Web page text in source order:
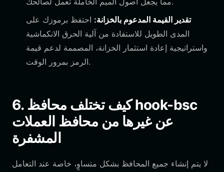
تقدير القيمة المدعوم بالخزانة: احتفظ برموزك على
المدى الطويل للاستفادة من آلية الحرق الانكماشية
واستراتيجية إعادة استثمار الخزانة، المصممة لدعم قيمة
الرمز بمرور الوقت.
6. كيف تختلف محافظ hook-bsc
عن غيرها من محافظ العملات
المشفرة
لا يتم إنشاء جميع المحافظ بشكل متساوٍ، خاصة عند التعامل